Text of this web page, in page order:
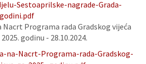
Sestoaprilske-nagrade-Grada-
Nacrt Programa rada Gradskog vijeća
godinu - 28.10.2024.
na-Nacrt-Programa-rada-Gradskog-